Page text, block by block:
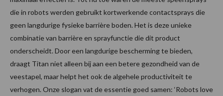
die in robots werden gebruikt kortwerkende contactsprays die
geen langdurige fysieke barrière boden. Het is deze unieke
combinatie van barrière en sprayfunctie die dit product
onderscheidt. Door een langdurige bescherming te bieden,
draagt Titan niet alleen bij aan een betere gezondheid van de
veestapel, maar helpt het ook de algehele productiviteit te
verhogen. Onze slogan vat de essentie goed samen: ‘Robots love